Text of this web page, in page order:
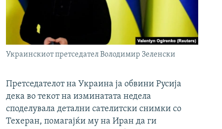
Украинскиот претседател Володимир Зеленски
Претседателот на Украина ја обвини Русија
дека во текот на изминатата недела
споделувала детални сателитски снимки со
Техеран, помагајќи му на Иран да ги